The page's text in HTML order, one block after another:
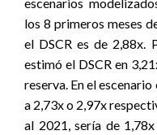
los 8 primeros meses
el DSCR es de 2,88x.
estimó el DSCR en
reserva. En el
a 2,73x o 2,97x
al 2021, sería de